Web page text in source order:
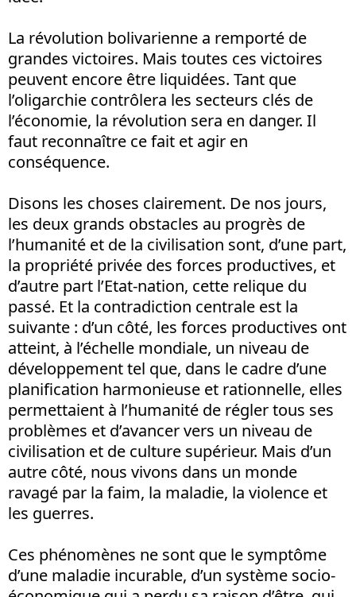
La révolution bolivarienne a remporté de
grandes victoires. Mais toutes ces victoires
peuvent encore être liquidées. Tant que
l’oligarchie contrôlera les secteurs clés de
l’économie, la révolution sera en danger. Il
faut reconnaître ce fait et agir en
conséquence.
Disons les choses clairement. De nos jours,
les deux grands obstacles au progrès de
l’humanité et de la civilisation sont, d’une part,
la propriété privée des forces productives, et
d’autre part l’Etat-nation, cette relique du
passé. Et la contradiction centrale est la
suivante : d’un côté, les forces productives ont
atteint, à l’échelle mondiale, un niveau de
développement tel que, dans le cadre d’une
planification harmonieuse et rationnelle, elles
permettaient à l’humanité de régler tous ses
problèmes et d’avancer vers un niveau de
civilisation et de culture supérieur. Mais d’un
autre côté, nous vivons dans un monde
ravagé par la faim, la maladie, la violence et
les guerres.
Ces phénomènes ne sont que le symptôme
d’une maladie incurable, d’un système socio-